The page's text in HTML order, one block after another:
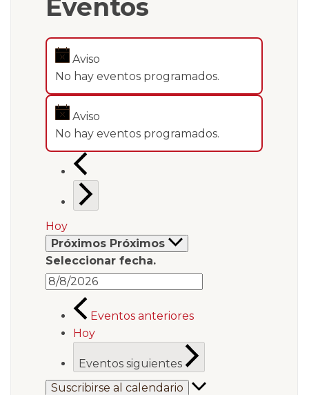
Eventos
Aviso
No hay eventos programados.
Aviso
No hay eventos programados.
Hoy
Próximos Próximos
Seleccionar fecha.
Eventos anteriores
Hoy
Eventos siguientes
Suscribirse al calendario